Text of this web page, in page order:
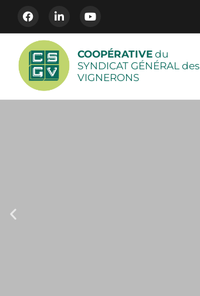
COOPÉRATIVE du
SYNDICAT GÉNÉRAL des
VIGNERONS